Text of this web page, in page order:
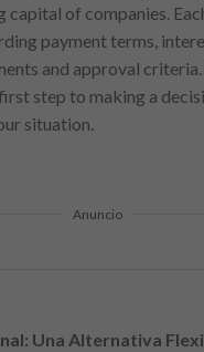
capital of companies.
payment terms,
and approval
step to making a
situation.
Anuncio
Una Alternativa